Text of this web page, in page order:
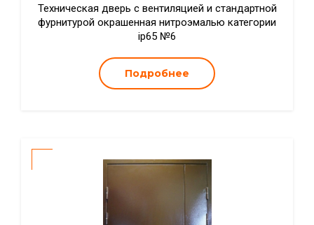
Техническая дверь с вентиляцией и стандартной
фурнитурой окрашенная нитроэмалью категории
ip65 №6
Подробнее